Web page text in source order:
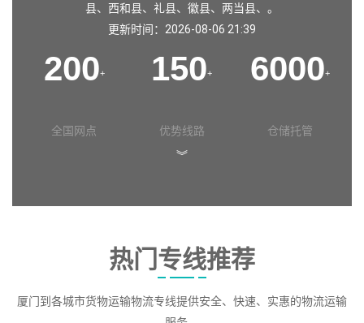
县、 西和县、 礼县、 徽县、 两当县、。
更新时间：2026-08-06 21:39
200+
全国网点
150+
优势线路
6000+
仓储托管
︾
热门专线推荐
厦门到各城市货物运输物流专线提供安全、快速、实惠的物流运输